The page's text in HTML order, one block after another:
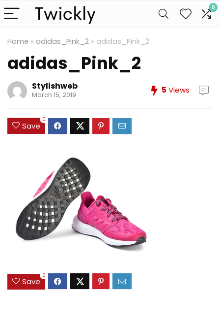
0
Home » adidas_Pink_2 » adidas_Pink_2
adidas_Pink_2
Stylishweb
March 15, 2019 5 Views
Save
0
Save
0